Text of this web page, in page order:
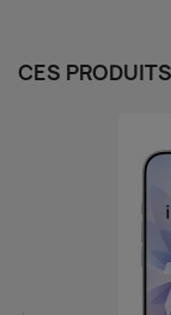
CES